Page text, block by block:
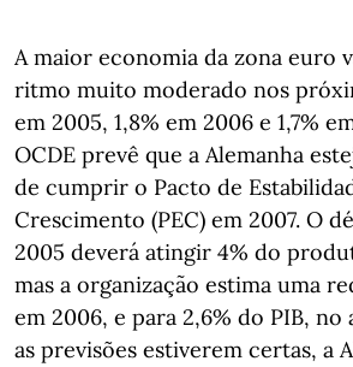
A maior economia da zona euro
ritmo muito moderado nos
em 2005, 1,8% em 2006 e 1,7%
OCDE prevê que a Alemanha
de cumprir o Pacto de
Crescimento (PEC) em 2007. O
2005 deverá atingir 4% do
mas a organização estima uma
em 2006, e para 2,6% do PIB, no
as previsões estiverem certas, a